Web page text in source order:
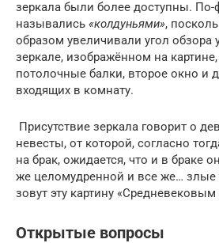
зеркала были более доступны. По-
назывались «колдуньями»,
образом увеличивали угол обзора
зеркале, изображённом на
потолочные балки, второе окно и
входящих в комнату.
Присутствие зеркала говорит о
невесты, от которой, согласно
на брак, ожидается, что и в браке
же целомудренной и все же… злые
зовут эту картину
Открытые вопросы